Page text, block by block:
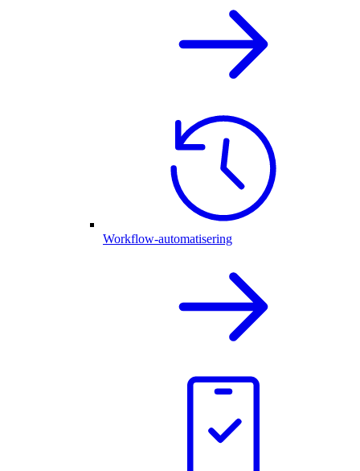
Workflow-automatisering